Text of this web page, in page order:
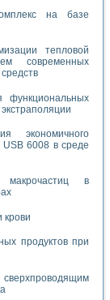
на базе
тепловой
современных
функциональных
экономичного
6008 в среде
макрочастиц в
крови
продуктов при